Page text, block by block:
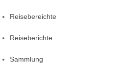
Reisebereichte
Reiseberichte
Sammlung